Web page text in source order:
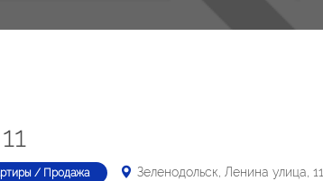
/ Продажа Зеленодольск, Ленина улица, 11